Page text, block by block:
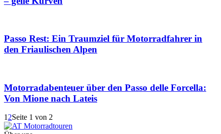
Passo Rest: Ein Traumziel für Motorradfahrer in
den Friaulischen Alpen
Motorradabenteuer über den Passo delle Forcella:
Von Mione nach Lateis
1 2Seite 1 von 2